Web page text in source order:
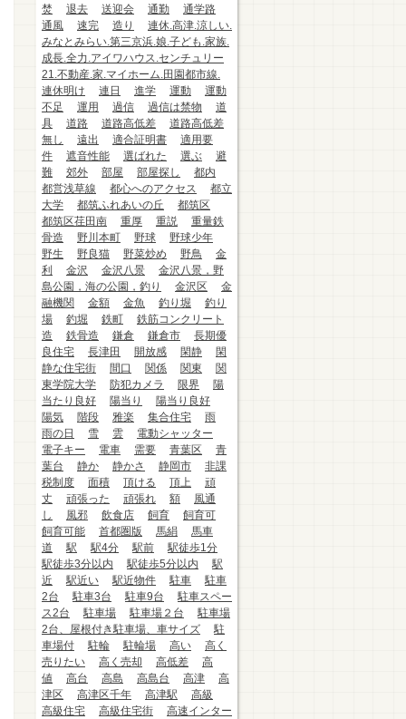
焚
退去 送迎会 通勤
通学路
通風
速完 造り
連休.高津.涼しい.
みなとみらい.第三京浜.娘.子ども.家族.
成長.全力.アイワハウス.センチュリー
21.不動産.家.マイホーム.田園都市線.
連休明け
連日 進学 運動
運動
不足
運用 過信 過信は禁物
道
具
道路 道路高低差
道路高低差
無し
遠出 適合証明書
適用要
件
遮音性能 選ばれた 選ぶ
避
難
郊外 部屋 部屋探し
都内
都営浅草線
都心へのアクセス
都立
大学
都筑ふれあいの丘
都筑区
都筑区荏田南
重厚 重説
重量鉄
骨造
野川本町 野球
野球少年
野生
野良猫 野菜炒め 野鳥
金
利
金沢 金沢八景
金沢八景，野
島公園，海の公園，釣り
金沢区
金
融機関
金額 金魚 釣り堀
釣り
場
釣堀 鉄町
鉄筋コンクリート
造
鉄骨造 鎌倉 鎌倉市
長期優
良住宅
長津田 開放感 閑静
閑
静な住宅街
間口 関係 関東
関
東学院大学
防犯カメラ 限界
陽
当たり良好
陽当り
陽当り良好
陽気
階段 雅楽 集合住宅
雨
雨の日
雪 雲
電動シャッター
電子キー
電車 需要 青葉区
青
葉台
静か 静かさ 静岡市
非課
税制度
面積 頂ける 頂上
頑
丈
頑張った 頑張れ 額
風通
し
風邪 飲食店 飼育
飼育可
飼育可能
首都圏版 馬絹
馬車
道
駅 駅4分 駅前
駅徒歩1分
駅徒歩3分以内
駅徒歩5分以内
駅
近
駅近い 駅近物件 駐車
駐車
2台
駐車3台 駐車9台
駐車スペー
ス2台
駐車場 駐車場２台
駐車場
2台、屋根付き駐車場、車サイズ
駐
車場付
駐輪 駐輪場 高い
高く
売りたい
高く売却 高低差
高
値
高台 高島 高島台 高津
高
津区
高津区千年 高津駅
高級
高級住宅
高級住宅街
高速インター